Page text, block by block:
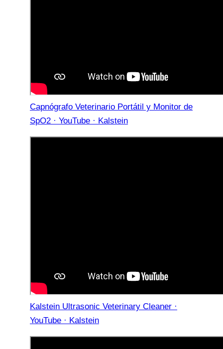
Capnógrafo Veterinario Portátil y Monitor de
SpO2 · YouTube · Kalstein
Kalstein Ultrasonic Veterinary Cleaner ·
YouTube · Kalstein